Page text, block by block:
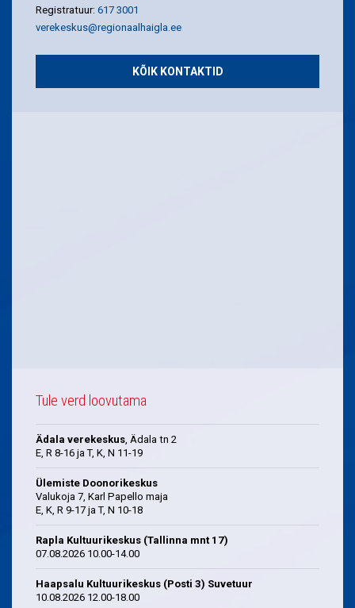
Registratuur: 617 3001
verekeskus@regionaalhaigla.ee
KÕIK KONTAKTID
Tule verd loovutama
Ädala verekeskus, Ädala tn 2
E, R 8-16 ja T, K, N 11-19
Ülemiste Doonorikeskus
Valukoja 7, Karl Papello maja
E, K, R 9-17 ja T, N 10-18
Rapla Kultuurikeskus (Tallinna mnt 17)
07.08.2026 10.00-14.00
Haapsalu Kultuurikeskus (Posti 3) Suvetuur
10.08.2026 12.00-18.00